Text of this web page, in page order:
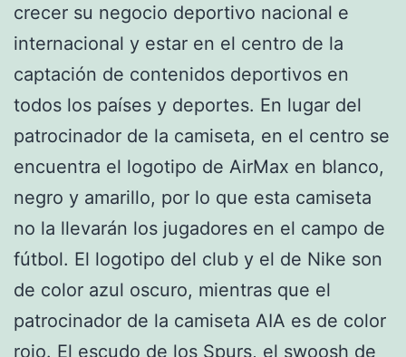
crecer su negocio deportivo nacional e
internacional y estar en el centro de la
captación de contenidos deportivos en
todos los países y deportes. En lugar del
patrocinador de la camiseta, en el centro se
encuentra el logotipo de AirMax en blanco,
negro y amarillo, por lo que esta camiseta
no la llevarán los jugadores en el campo de
fútbol. El logotipo del club y el de Nike son
de color azul oscuro, mientras que el
patrocinador de la camiseta AIA es de color
rojo. El escudo de los Spurs, el swoosh de